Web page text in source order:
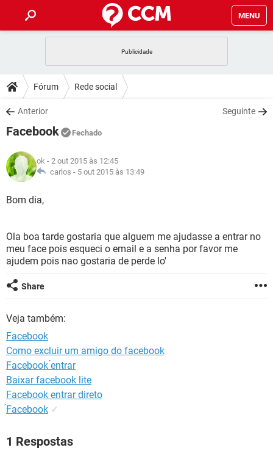
MENU
CELULAR
OUTLOOK
INSTAGRAM
GUIA DE COMPRAS
DICAS
JOGOS
INSTAGRAM
GUIA DE COMPRAS
DOWNLOADS
JOGOS
CELULAR
OUTLOOK
INSTAGRAM
JOGOS
CELULAR
OUTLOOK
GUIA DE COMPRAS
GLOSSÁRIO
JOGOS
OUTLOOK EXCEL
INSTAGRAM GMAIL
GUIA DE COMPRAS
Fórum Rede social
Anterior Seguinte
Facebook Fechado
ok - 2 out 2015 às 12:45
carlos - 5 out 2015 às 13:49
Bom dia,
Ola boa tarde gostaria que alguem me ajudasse a entrar no
meu face pois esqueci o email e a senha por favor me
ajudem pois nao gostaria de perde lo'
Share
Veja também:
Facebook
Como excluir um amigo do facebook
Facebook ́entrar
Baixar facebook lite
Facebook entrar direto
́Facebook ✓
1 Respostas